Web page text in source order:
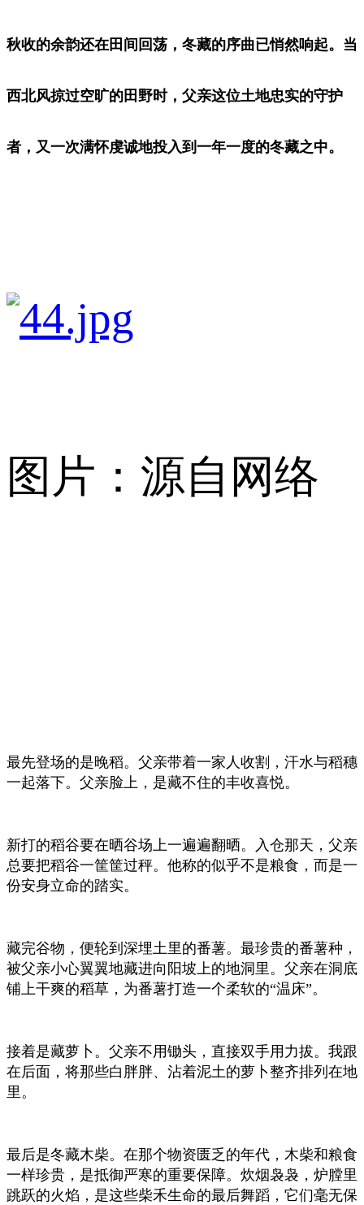
秋收的余韵还在田间回荡，冬藏的序曲已悄然响起。当
西北风掠过空旷的田野时，父亲这位土地忠实的守护
者，又一次满怀虔诚地投入到一年一度的冬藏之中。
图片：源自网络
最先登场的是晚稻。父亲带着一家人收割，汗水与稻穗
一起落下。父亲脸上，是藏不住的丰收喜悦。
新打的稻谷要在晒谷场上一遍遍翻晒。入仓那天，父亲
总要把稻谷一筐筐过秤。他称的似乎不是粮食，而是一
份安身立命的踏实。
藏完谷物，便轮到深埋土里的番薯。最珍贵的番薯种，
被父亲小心翼翼地藏进向阳坡上的地洞里。父亲在洞底
铺上干爽的稻草，为番薯打造一个柔软的“温床”。
接着是藏萝卜。父亲不用锄头，直接双手用力拔。我跟
在后面，将那些白胖胖、沾着泥土的萝卜整齐排列在地
里。
最后是冬藏木柴。在那个物资匮乏的年代，木柴和粮食
一样珍贵，是抵御严寒的重要保障。炊烟袅袅，炉膛里
跳跃的火焰，是这些柴禾生命的最后舞蹈，它们毫无保